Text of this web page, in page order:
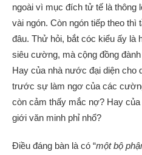
ngoài vì mục đích tử tế là thông
vài ngón. Còn ngón tiếp theo thì
đâu. Thử hỏi, bắt cóc kiểu ấy là
siêu cường, mà cộng đồng
Hay của nhà nước đại diện cho
trước sự làm ngơ của các
còn cảm thấy mắc nợ? Hay
giới văn minh phỉ nhổ?
Điều đáng bàn là có “một bộ